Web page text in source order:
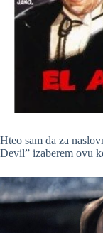
Hteo sam da za
Devil” izaberem ovu